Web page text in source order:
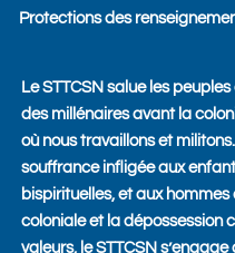
Protections des
Le STTCSN salue les
des millénaires avant la
où nous travaillons et
souffrance infligée aux
bispirituelles, et aux
coloniale et la dépossession
valeurs, le STTCSN